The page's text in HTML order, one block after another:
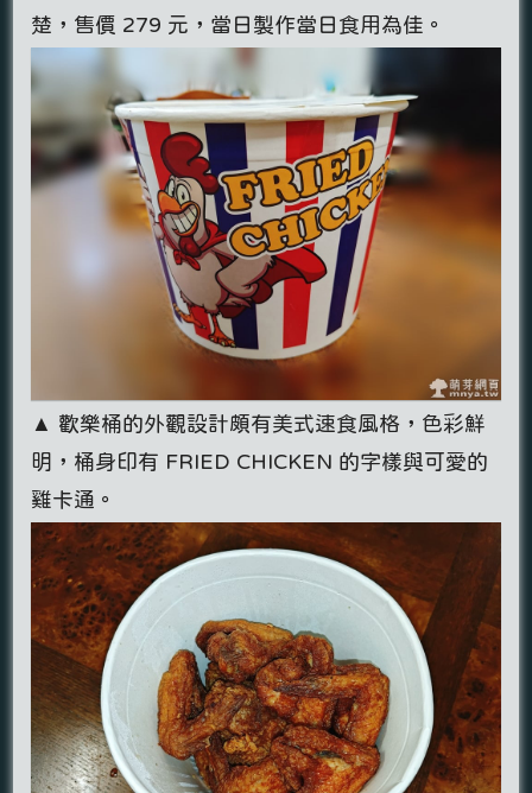
楚，售價 279 元，當日製作當日食用為佳。
▲ 歡樂桶的外觀設計頗有美式速食風格，色彩鮮
明，桶身印有 FRIED CHICKEN 的字樣與可愛的
雞卡通。